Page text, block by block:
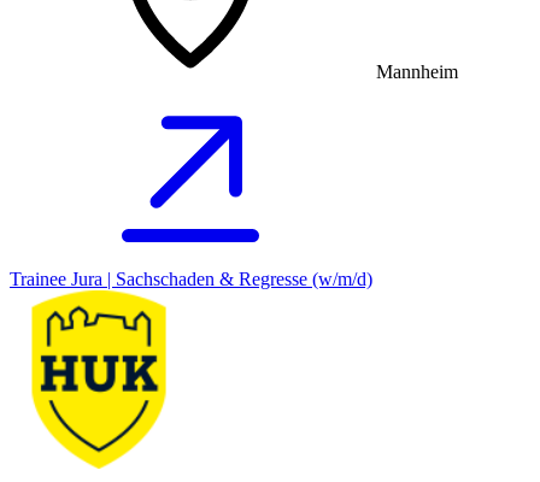
Mannheim
Trainee Jura | Sachschaden & Regresse (w/m/d)